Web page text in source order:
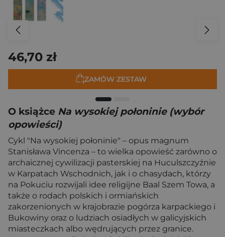
46,70 zł
ZAMÓW ZESTAW
O książce Na wysokiej połoninie (wybór
opowieści)
Cykl "Na wysokiej połoninie" – opus magnum
Stanisława Vincenza – to wielka opowieść zarówno o
archaicznej cywilizacji pasterskiej na Huculszczyźnie
w Karpatach Wschodnich, jak i o chasydach, którzy
na Pokuciu rozwijali idee religijne Baal Szem Towa, a
także o rodach polskich i ormiańskich
zakorzenionych w krajobrazie pogórza karpackiego i
Bukowiny oraz o ludziach osiadłych w galicyjskich
miasteczkach albo wędrujących przez granice.